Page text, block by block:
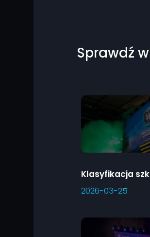
Sprawdź
2026-03-25